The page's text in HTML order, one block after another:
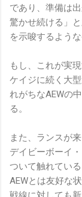
であり、準備は
驚かせ続ける」
を示唆するよう
もし、これが実
ケイジに続く大
れがちなAEWの
る。
また、ランスが
デイビーボーイ
ついて触れてい
AEWとは友好な